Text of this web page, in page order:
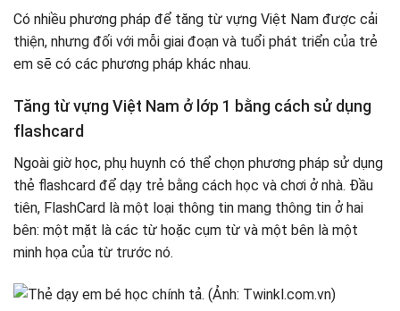
Có nhiều phương pháp để tăng từ vựng Việt Nam được cải
thiện, nhưng đối với mỗi giai đoạn và tuổi phát triển của trẻ
em sẽ có các phương pháp khác nhau.
Tăng từ vựng Việt Nam ở lớp 1 bằng cách sử dụng
flashcard
Ngoài giờ học, phụ huynh có thể chọn phương pháp sử dụng
thẻ flashcard để dạy trẻ bằng cách học và chơi ở nhà. Đầu
tiên, FlashCard là một loại thông tin mang thông tin ở hai
bên: một mặt là các từ hoặc cụm từ và một bên là một
minh họa của từ trước nó.